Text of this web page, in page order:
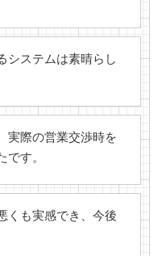
システムは素晴らし
実際の営業交渉時を
す。
くも実感でき、今後